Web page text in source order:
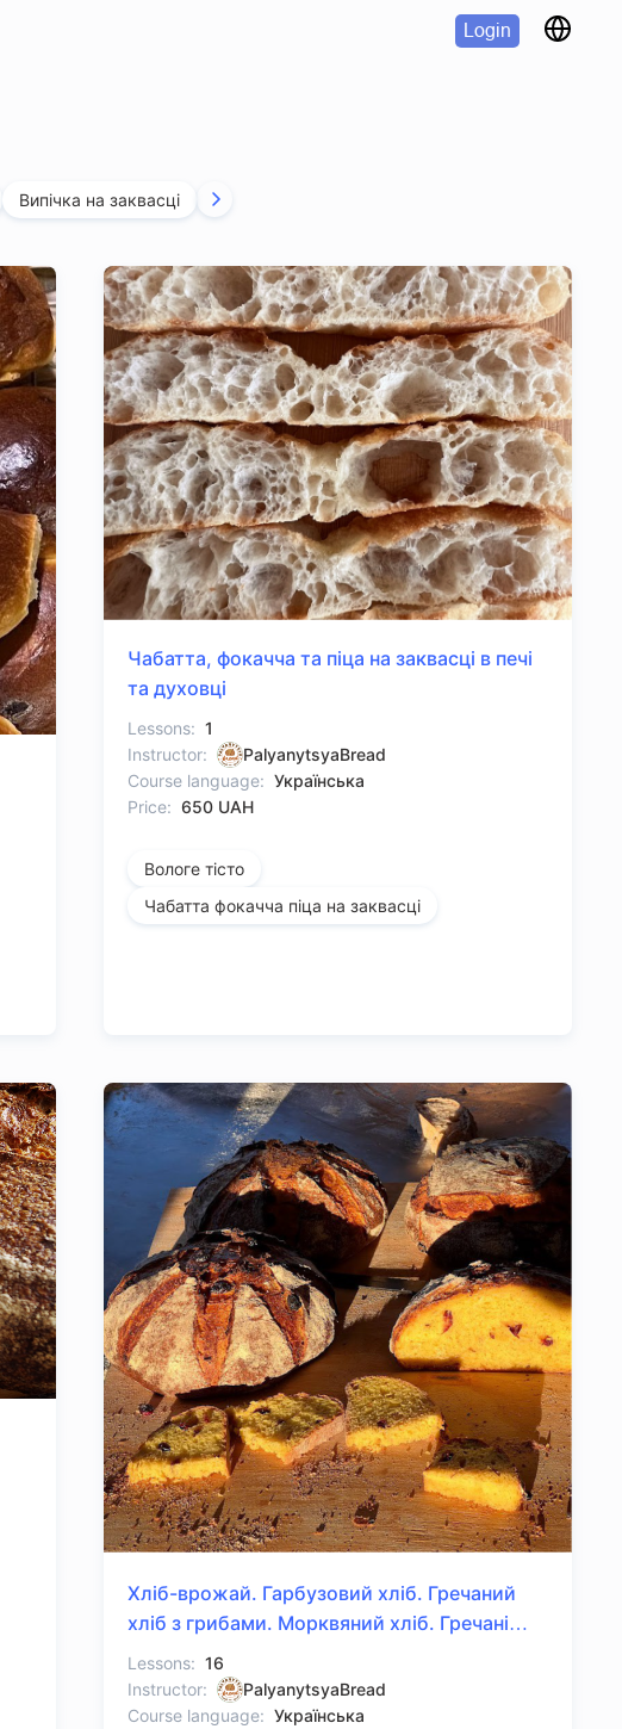
Login
Випічка на заквасці
Чабатта, фокачча та піца на заквасці в печі
та духовці
Lessons: 1
Instructor:
PalyanytsyaBread
Course language: Українська
Price: 650 UAH
Вологе тісто
Чабатта фокачча піца на заквасці
Хліб-врожай. Гарбузовий хліб. Гречаний
хліб з грибами. Морквяний хліб. Гречані
багети з насінням.
Lessons: 16
Instructor:
PalyanytsyaBread
Course language: Українська